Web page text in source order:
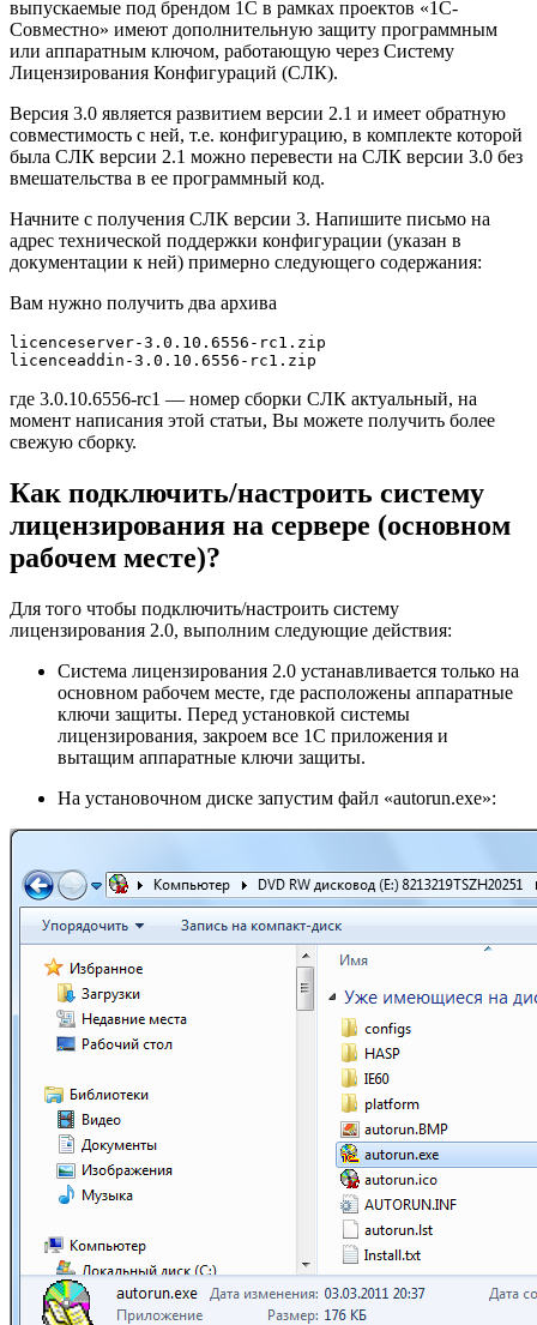
выпускаемые под брендом 1С в рамках проектов «1С-
Совместно» имеют дополнительную защиту программным
или аппаратным ключом, работающую через Систему
Лицензирования Конфигураций (СЛК).
Версия 3.0 является развитием версии 2.1 и имеет обратную
совместимость с ней, т.е. конфигурацию, в комплекте которой
была СЛК версии 2.1 можно перевести на СЛК версии 3.0 без
вмешательства в ее программный код.
Начните с получения СЛК версии 3. Напишите письмо на
адрес технической поддержки конфигурации (указан в
документации к ней) примерно следующего содержания:
Вам нужно получить два архива
licenceserver-3.0.10.6556-rc1.zip
licenceaddin-3.0.10.6556-rc1.zip
где 3.0.10.6556-rc1 — номер сборки СЛК актуальный, на
момент написания этой статьи, Вы можете получить более
свежую сборку.
Как подключить/настроить систему
лицензирования на сервере (основном
рабочем месте)?
Для того чтобы подключить/настроить систему
лицензирования 2.0, выполним следующие действия:
Система лицензирования 2.0 устанавливается только на
основном рабочем месте, где расположены аппаратные
ключи защиты. Перед установкой системы
лицензирования, закроем все 1С приложения и
вытащим аппаратные ключи защиты.
На установочном диске запустим файл «autorun.exe»: